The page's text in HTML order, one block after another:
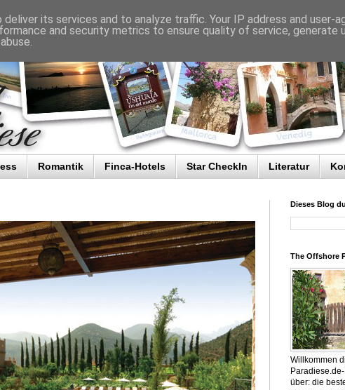
Romantik Finca-Hotels Star CheckIn Literatur
Dieses Blog
The Offshore
Willkommen
über: die
its services and to analyze traffic. Your IP address and user-
and security metrics to ensure quality of service, generate